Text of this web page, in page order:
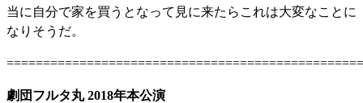
当に自分で家を買うとなって見に来たらこれは大変なことに
なりそうだ。
劇団フルタ丸 2018年本公演